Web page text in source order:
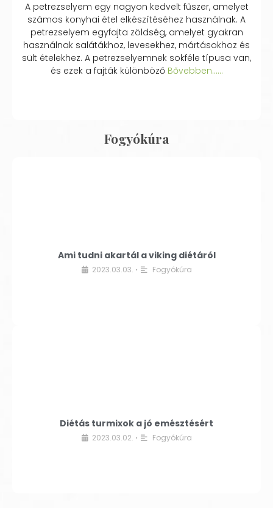
A petrezselyem egy nagyon kedvelt fűszer, amelyet
számos konyhai étel elkészítéséhez használnak. A
petrezselyem egyfajta zöldség, amelyet gyakran
használnak salátákhoz, levesekhez, mártásokhoz és
sült ételekhez. A petrezselyemnek sokféle típusa van,
és ezek a fajták különbözőBővebben...…
Fogyókúra
Ami tudni akartál a viking diétáról
2023.03.03. • Fogyókúra
Diétás turmixok a jó emésztésért
2023.03.02. • Fogyókúra